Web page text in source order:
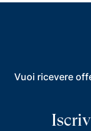
Vuoi ricevere